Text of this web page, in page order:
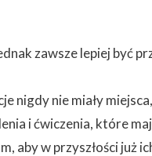
zawsze lepiej być
nigdy nie miały
i ćwiczenia, które
aby w przyszłości już